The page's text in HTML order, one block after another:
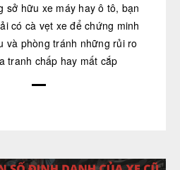
sở hữu xe máy hay ô tô, bạn
có cà vẹt xe để chứng minh
và phòng tránh những rủi ro
tranh chấp hay mất cắp